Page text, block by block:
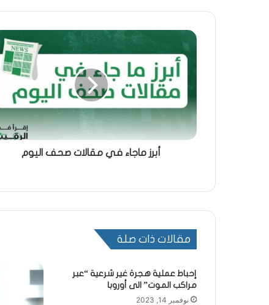
أبرز ماجاء في مقالات صحف اليوم
مقالات ذات صلة
إحباط عملية هجرة غير شرعية “عبر
مراكب الموت” الى أوروبا
نوفمبر 14, 2023